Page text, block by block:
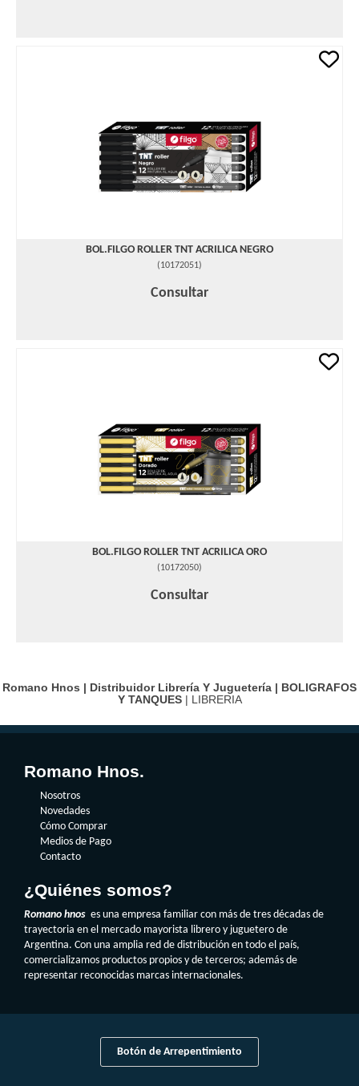
BOL.FILGO ROLLER TNT ACRILICA NEGRO
(10172051)
Consultar
BOL.FILGO ROLLER TNT ACRILICA ORO
(10172050)
Consultar
Romano Hnos | Distribuidor Librería Y Juguetería | BOLIGRAFOS
Y TANQUES| LIBRERIA
Romano Hnos.
Nosotros
Novedades
Cómo Comprar
Medios de Pago
Contacto
¿Quiénes somos?
Romano hnos es una empresa familiar con más de tres décadas de
trayectoria en el mercado mayorista librero y juguetero de
Argentina. Con una amplia red de distribución en todo el país,
comercializamos productos propios y de terceros; además de
representar reconocidas marcas internacionales.
Botón de Arrepentimiento